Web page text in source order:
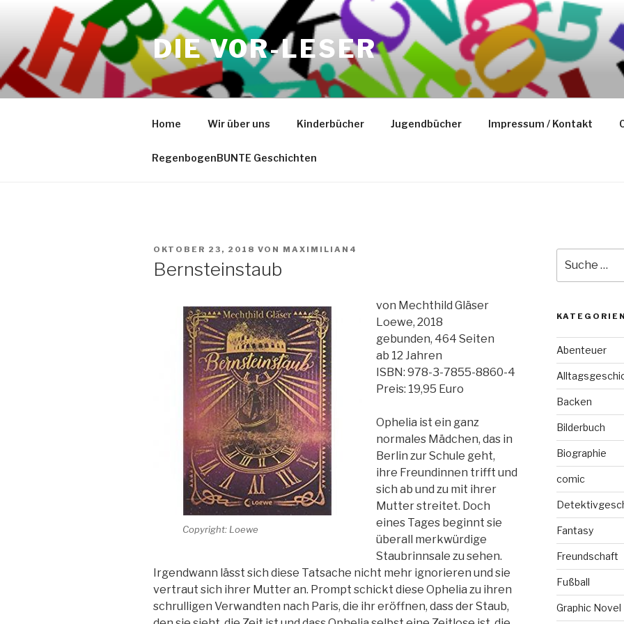
springen
DIE VOR-LESER
Home Wir über uns Kinderbücher Jugendbücher Impressum / Kontakt
RegenbogenBUNTE Geschichten
VERÖFFENTLICHT
OKTOBER 23, 2018 VON MAXIMILIAN4
Bernsteinstaub
Copyright: Loewe
von Mechthild Gläser
Loewe, 2018
gebunden, 464 Seiten
ab 12 Jahren
ISBN: 978-3-7855-8860-4
Preis: 19,95 Euro
Ophelia ist ein ganz
normales Mädchen, das in
Berlin zur Schule geht,
ihre Freundinnen trifft und
sich ab und zu mit ihrer
Mutter streitet. Doch
eines Tages beginnt sie
überall merkwürdige
Staubrinnsale zu sehen.
Irgendwann lässt sich diese Tatsache nicht mehr ignorieren und sie
vertraut sich ihrer Mutter an. Prompt schickt diese Ophelia zu ihren
schrulligen Verwandten nach Paris, die ihr eröffnen, dass der Staub,
nach:
KATEGORIEN
Abenteuer
Backen
Bilderbuch
Biographie
comic
Fantasy
Freundschaft
Fußball
Graphic Novel